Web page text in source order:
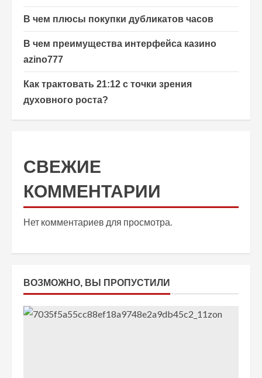
В чем плюсы покупки дубликатов часов
В чем преимущества интерфейса казино
azino777
Как трактовать 21:12 с точки зрения
духовного роста?
СВЕЖИЕ
КОММЕНТАРИИ
Нет комментариев для просмотра.
ВОЗМОЖНО, ВЫ ПРОПУСТИЛИ